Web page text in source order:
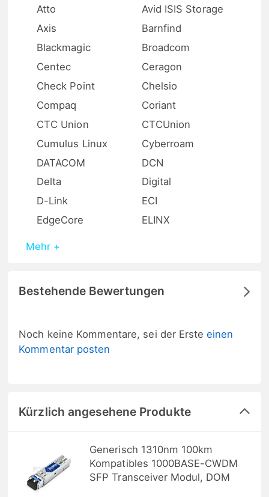
Atto
Avid ISIS Storage
Axis
Barnfind
Blackmagic
Broadcom
Centec
Ceragon
Check Point
Chelsio
Compaq
Coriant
CTC Union
CTCUnion
Cumulus Linux
Cyberroam
DATACOM
DCN
Delta
Digital
D-Link
ECI
EdgeCore
ELINX
Mehr +
Bestehende Bewertungen
Noch keine Kommentare, sei der Ersteeinen
Kommentar posten
Kürzlich angesehene Produkte
Generisch 1310nm 100km
Kompatibles 1000BASE-CWDM
SFP Transceiver Modul, DOM